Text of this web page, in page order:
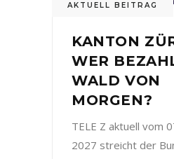
AKTUELL BEITRAG
KANTON
WER
WALD VON
MORGEN?
TELE Z aktuell vom
2027 streicht der